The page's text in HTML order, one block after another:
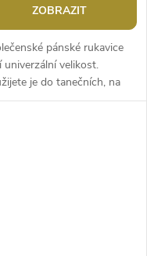
ZOBRAZIT
pánské rukavice
univerzální velikost.
je do tanečních, na
do společnosti.Šířka: 8